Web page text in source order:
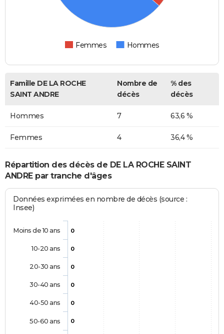
Femmes Hommes
Famille DE LA ROCHE
SAINT ANDRE
Nombre de
décès
% des
décès
Hommes 7 63,6 %
Femmes 4 36,4 %
Répartition des décès de DE LA ROCHE SAINT
ANDRE par tranche d'âges
Données exprimées en nombre de décès (source :
Insee)
0
0
0
0
0
0
Moins de 10 ans
10-20 ans
20-30 ans
30-40 ans
40-50 ans
50-60 ans